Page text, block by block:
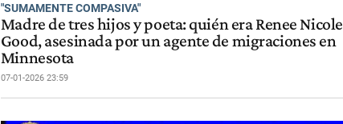
"SUMAMENTE COMPASIVA"
Madre de tres hijos y poeta: quién era Renee Nicole
Good, asesinada por un agente de migraciones en
Minnesota
07-01-2026 23:59